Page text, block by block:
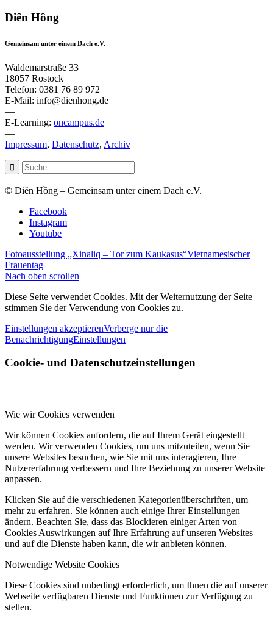
Diên Hông
Gemeinsam unter einem Dach e.V.
Waldemarstraße 33
18057 Rostock
Telefon: 0381 76 89 972
E-Mail: info@dienhong.de
—
E-Learning: oncampus.de
—
Impressum, Datenschutz, Archiv
© Diên Hồng – Gemeinsam unter einem Dach e.V.
Facebook
Instagram
Youtube
Fotoausstellung „Xinaliq – Tor zum Kaukasus“Vietnamesischer
Frauentag
Nach oben scrollen
Diese Seite verwendet Cookies. Mit der Weiternutzung der Seite
stimmen Sie der Verwendung von Cookies zu.
Einstellungen akzeptierenVerberge nur die
BenachrichtigungEinstellungen
Cookie- und Datenschutzeinstellungen
Wie wir Cookies verwenden
Wir können Cookies anfordern, die auf Ihrem Gerät eingestellt
werden. Wir verwenden Cookies, um uns mitzuteilen, wenn Sie
unsere Websites besuchen, wie Sie mit uns interagieren, Ihre
Nutzererfahrung verbessern und Ihre Beziehung zu unserer Website
anpassen.
Klicken Sie auf die verschiedenen Kategorienüberschriften, um
mehr zu erfahren. Sie können auch einige Ihrer Einstellungen
ändern. Beachten Sie, dass das Blockieren einiger Arten von
Cookies Auswirkungen auf Ihre Erfahrung auf unseren Websites
und auf die Dienste haben kann, die wir anbieten können.
Notwendige Website Cookies
Diese Cookies sind unbedingt erforderlich, um Ihnen die auf unserer
Webseite verfügbaren Dienste und Funktionen zur Verfügung zu
stellen.